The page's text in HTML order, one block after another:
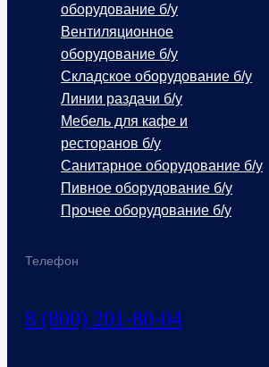
Телефон
8 (800) 201-80-04
оборудование б/у
Вентиляционное
оборудование б/у
Складское оборудование б/у
Линии раздачи б/у
Мебель для кафе и
ресторанов б/у
Санитарное оборудование б/у
Пивное оборудование б/у
Прочее оборудование б/у